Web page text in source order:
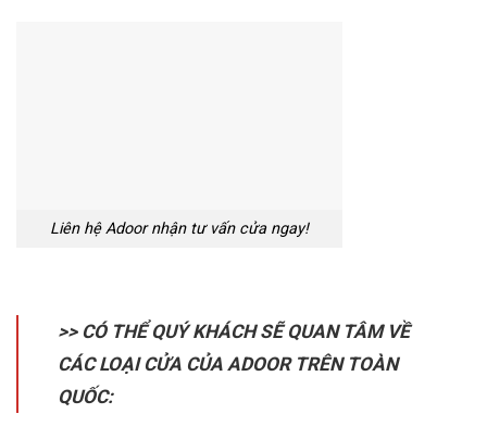
Liên hệ Adoor nhận tư vấn cửa ngay!
>> CÓ THỂ QUÝ KHÁCH SẼ QUAN TÂM VỀ
CÁC LOẠI CỬA CỦA ADOOR TRÊN TOÀN
QUỐC: